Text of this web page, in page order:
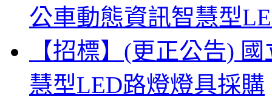
公車動態資訊智慧型
【招標】(更正公告)
慧型LED路燈燈具採購